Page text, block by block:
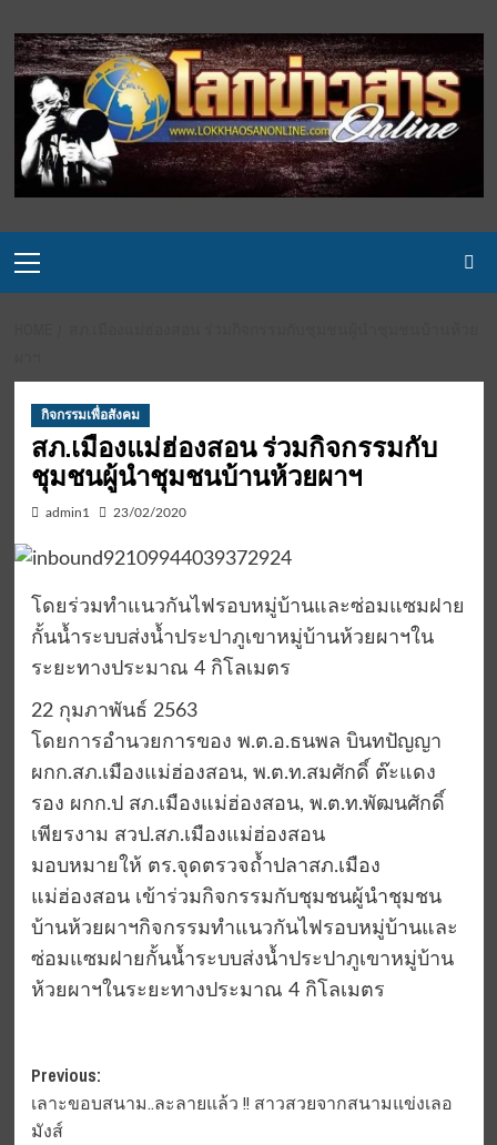
to
content
Menu
กิจกรรมเพื่อสังคม
สภ.เมืองแม่ฮ่องสอน ร่วมกิจกรรมกับ
ชุมชนผู้นำชุมชนบ้านห้วยผาฯ
admin1 23/02/2020
โดยร่วมทำแนวกันไฟรอบหมู่บ้านและซ่อมแซมฝาย
กั้นน้ำระบบส่งน้ำประปาภูเขาหมู่บ้านห้วยผาฯใน
ระยะทางประมาณ 4 กิโลเมตร
22 กุมภาพันธ์ 2563
โดยการอำนวยการของ พ.ต.อ.ธนพล บินทปัญญา
ผกก.สภ.เมืองแม่ฮ่องสอน, พ.ต.ท.สมศักดิ์ ต๊ะแดง
รอง ผกก.ป สภ.เมืองแม่ฮ่องสอน, พ.ต.ท.พัฒนศักดิ์
เพียรงาม สวป.สภ.เมืองแม่ฮ่องสอน
มอบหมายให้ ตร.จุดตรวจถ้ำปลาสภ.เมือง
แม่ฮ่องสอน เข้าร่วมกิจกรรมกับชุมชนผู้นำชุมชน
บ้านห้วยผาฯกิจกรรมทำแนวกันไฟรอบหมู่บ้านและ
ซ่อมแซมฝายกั้นน้ำระบบส่งน้ำประปาภูเขาหมู่บ้าน
ห้วยผาฯในระยะทางประมาณ 4 กิโลเมตร
Post
navigation
Previous:
เลาะขอบสนาม..ละลายแล้ว !! สาวสวยจากสนามแข่งเลอ
มังส์